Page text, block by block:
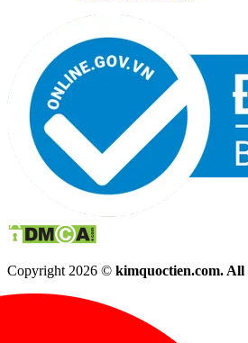
Copyright 2026 © kimquoctien.com. All